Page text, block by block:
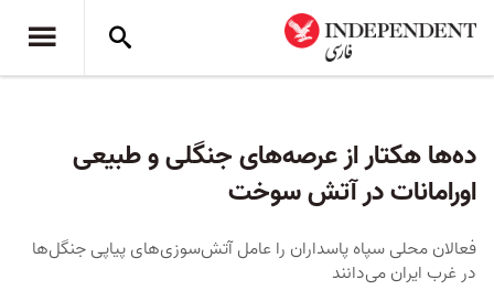
ده‌ها هکتار از عرصه‌های جنگلی و طبیعی
اورامانات در آتش سوخت
فعالان محلی سپاه پاسداران را عامل آتش‌سوزی‌های پیاپی جنگل‌ها
در غرب ایران می‌دانند